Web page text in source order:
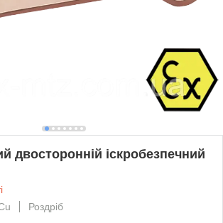
двосторонній іскробезпечний
Роздріб